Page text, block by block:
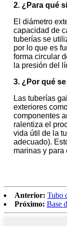
2. ¿Para qué
El diámetro
capacidad de
tuberías se
por lo que es
forma circular
la presión del
3. ¿Por qué
Las tuberías
exteriores
componentes
ralentiza el
vida útil de la
adecuado).
marinas y para
Anterior: Tubo
Próximo: Base